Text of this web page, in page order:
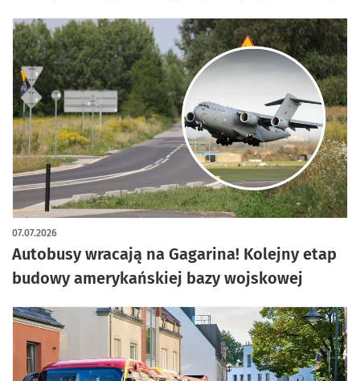
Autobusy wracają na Gagarina! Kolejny etap
budowy amerykańskiej bazy wojskowej
07.07.2026